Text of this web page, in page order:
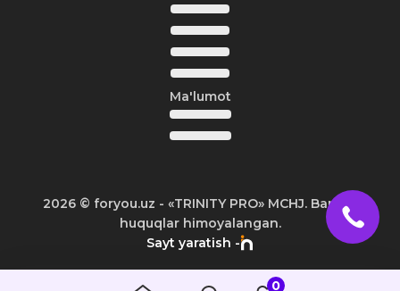
Ma'lumot
2026© foryou.uz - «TRINITY PRO» MCHJ. Barcha
huquqlar himoyalangan.
Sayt yaratish -
0